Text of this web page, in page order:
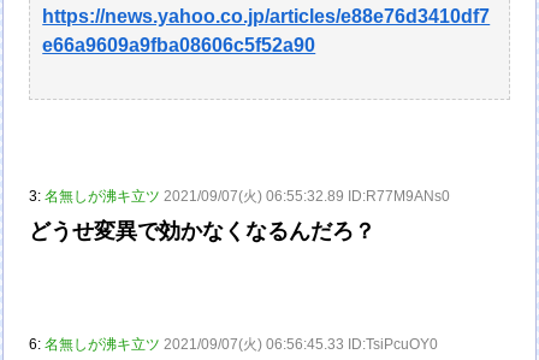
https://news.yahoo.co.jp/articles/e88e76d3410df7
e66a9609a9fba08606c5f52a90
3:名無しが沸キ立ツ 2021/09/07(火) 06:55:32.89 ID:R77M9ANs0
どうせ変異で効かなくなるんだろ？
6:名無しが沸キ立ツ 2021/09/07(火) 06:56:45.33 ID:TsiPcuOY0